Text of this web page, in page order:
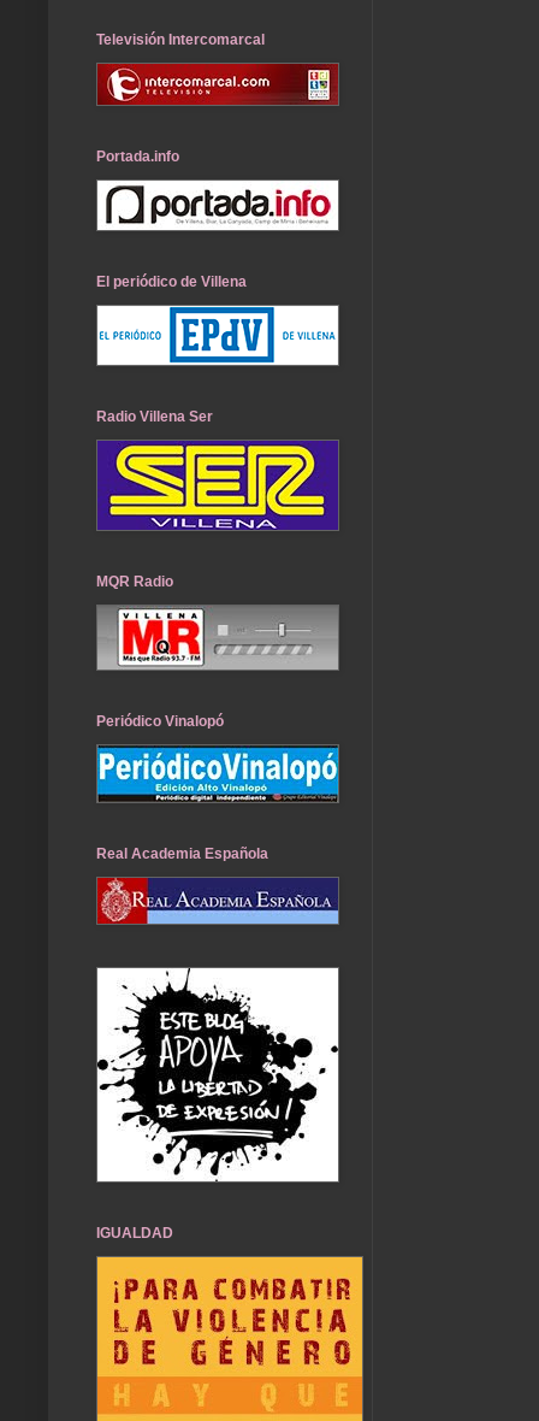
Televisión Intercomarcal
Portada.info
El periódico de Villena
Radio Villena Ser
MQR Radio
Periódico Vinalopó
Real Academia Española
IGUALDAD